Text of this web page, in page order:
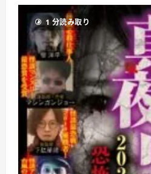
の
怪
談
怖
い
間
リ
ー
ズ
闇
編
に
つ
い
て
さ
ら
に
1 分読み取り